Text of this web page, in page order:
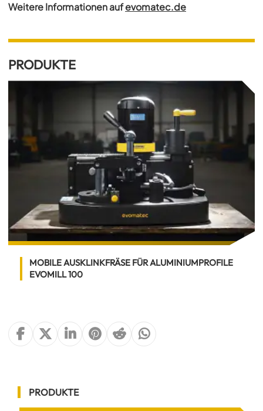
Weitere Informationen aufevomatec.de
PRODUKTE
MOBILE AUSKLINKFRÄSE FÜR ALUMINIUMPROFILE
EVOMILL 100
PRODUKTE